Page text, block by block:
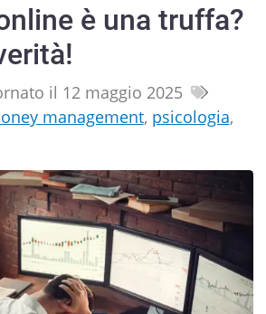
è una truffa?
il 12 maggio 2025
management, psicologia,